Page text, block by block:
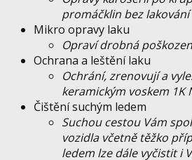
promáčklin bez lakování
Mikro opravy laku
Opraví drobná
Ochrana a leštění laku
Ochrání, zrenovují a
keramickým voskem 1K
Čištění suchým ledem
Suchou cestou Vám
vozidla včetně těžko
ledem lze dále vyčistit i